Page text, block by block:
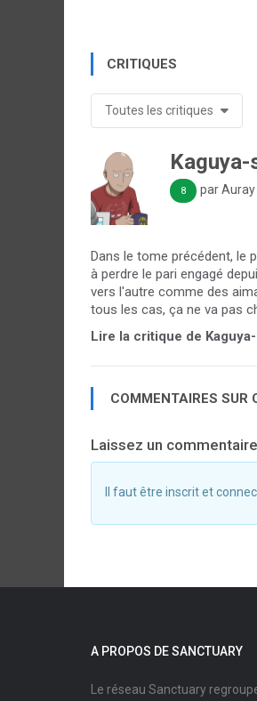
CRITIQUES
Toutes les critiques
Kaguya-
8 par Auray
Dans le tome précédent, le
à perdre le pari engagé
vers l'autre comme des
tous les cas, ça ne va pas
Lire la critique de
COMMENTAIRES SUR
Laissez un commentaire
Il faut être inscrit et
A PROPOS DE SANCTUARY
Le réseau Sanctuary